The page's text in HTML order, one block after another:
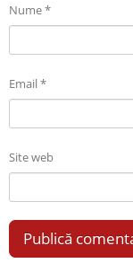
Nume*
Email*
Site web